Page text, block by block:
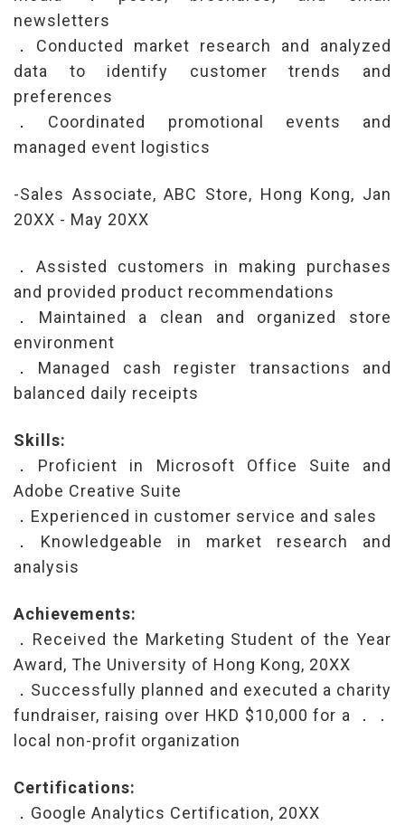
newsletters
．Conducted market research and analyzed
data to identify customer trends and
preferences
．Coordinated promotional events and
managed event logistics
-Sales Associate, ABC Store, Hong Kong, Jan
20XX - May 20XX
．Assisted customers in making purchases
and provided product recommendations
．Maintained a clean and organized store
environment
．Managed cash register transactions and
balanced daily receipts
Skills:
．Proficient in Microsoft Office Suite and
Adobe Creative Suite
．Experienced in customer service and sales
．Knowledgeable in market research and
analysis
Achievements:
．Received the Marketing Student of the Year
Award, The University of Hong Kong, 20XX
．Successfully planned and executed a charity
fundraiser, raising over HKD $10,000 for a ．．
local non-profit organization
Certifications:
．Google Analytics Certification, 20XX